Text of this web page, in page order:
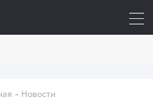
– Новости